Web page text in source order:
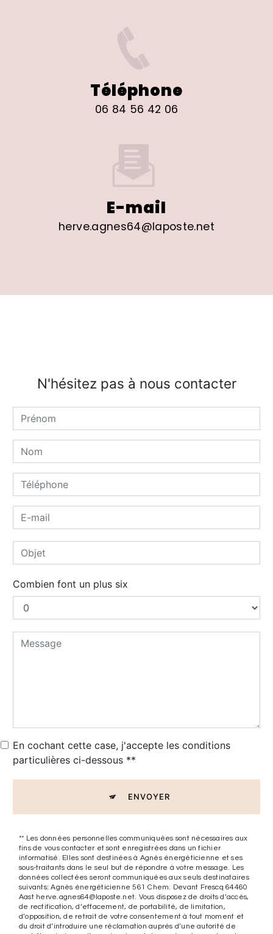
Téléphone
06 84 56 42 06
E-mail
herve.agnes64@laposte.net
N'hésitez pas à nous contacter
Combien font un plus six
En cochant cette case, j'accepte les conditions
particulières ci-dessous **
ENVOYER
** Les données personnelles communiquées sont nécessaires aux
fins de vous contacter et sont enregistrées dans un fichier
informatisé. Elles sont destinées à Agnès énergéticienne et ses
sous-traitants dans le seul but de répondre à votre message. Les
données collectées seront communiquées aux seuls destinataires
suivants: Agnès énergéticienne 561 Chem. Devant Frescq 64460
Aast herve.agnes64@laposte.net. Vous disposez de droits d’accès,
de rectification, d’effacement, de portabilité, de limitation,
d’opposition, de retrait de votre consentement à tout moment et
du droit d’introduire une réclamation auprès d’une autorité de